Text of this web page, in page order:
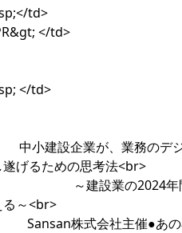
td>
</td>
</td>
設企業が、業務のデ
遂げるための思考法<br>
業の2024年
る～<br>
株式会社主催●あの